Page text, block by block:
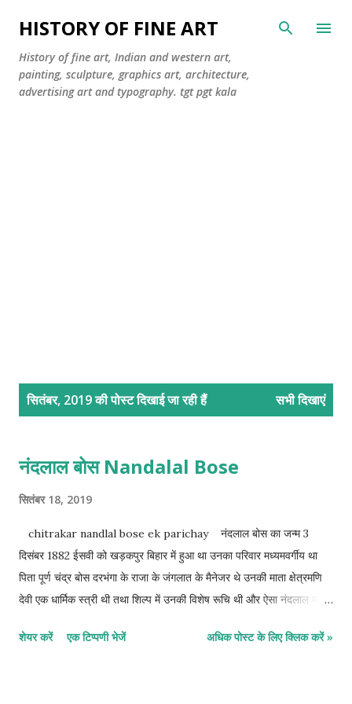
सीधे मुख्य सामग्री पर जाएं
HISTORY OF FINE ART
History of fine art, Indian and western art,
painting, sculpture, graphics art, architecture,
advertising art and typography. tgt pgt kala
सितंबर, 2019 की पोस्ट दिखाई जा रही हैं सभी दिखाएं
नंदलाल बोस Nandalal Bose
सितंबर 18, 2019
chitrakar nandlal bose ek parichay नंदलाल बोस का जन्म 3
दिसंबर 1882 ईसवी को खड़कपुर बिहार में हुआ था उनका परिवार मध्यमवर्गीय था
पिता पूर्ण चंद्र बोस दरभंगा के राजा के जंगलात के मैनेजर थे उनकी माता क्षेत्रमणि
देवी एक धार्मिक स्त्री थी तथा शिल्प में उनकी विशेष रूचि थी और ऐसा नंदलाल बोस
माध्यम से प्राप्त हुआ है इनकी प्रारंभिक शिक्षा बड़ी ही अस्त व्यस्त रही नियमित
शेयर करें एक टिप्पणी भेजें अधिक पोस्ट के लिए क्लिक करें »